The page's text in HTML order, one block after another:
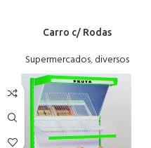
Carro c/ Rodas
Supermercados,diversos